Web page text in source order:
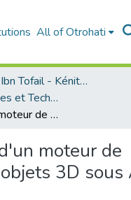
All of Otrohati
Université Ibn Tofail - Kénitra
CEDoc en Sciences et Techniques et Sciences Médicales (CED - STSM)
Conception d'un moteur de recherche d'objets 3D sous Adroid et Ios
moteur de
3D sous